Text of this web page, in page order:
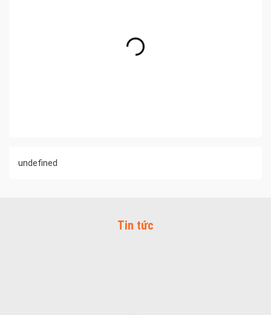
undefined
Tin tức